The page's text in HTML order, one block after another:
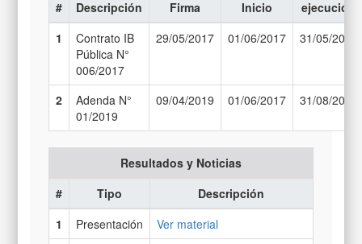
# Descripción Firma Inicio
ejecución
1
Contrato IB
Pública N°
006/2017
29/05/2017 01/06/2017 31/05/2019
2
Adenda N°
01/2019
09/04/2019 01/06/2017 31/08/2019
Resultados y Noticias
#
Tipo
Descripción
1
Presentación
Ver material